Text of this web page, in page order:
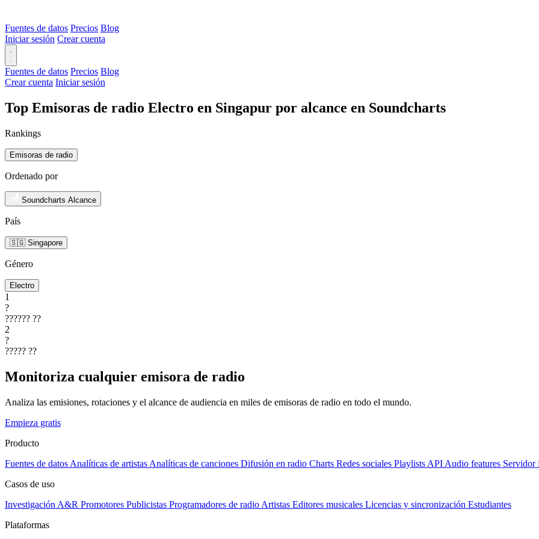
Fuentes de datos Precios Blog
Iniciar sesión Crear cuenta
Fuentes de datos Precios Blog
Crear cuenta Iniciar sesión
Top Emisoras de radio Electro en Singapur por alcance en Soundcharts
Rankings
Emisoras de radio
Ordenado por
Soundcharts Alcance
País
🇸🇬 Singapore
Género
Electro
1
?
?????? ??
2
?
????? ??
Monitoriza cualquier emisora de radio
Analiza las emisiones, rotaciones y el alcance de audiencia en miles de emisoras de radio en todo el mundo.
Empieza gratis
Producto
Fuentes de datos Analíticas de artistas Analíticas de canciones Difusión en radio Charts Redes sociales Playlists API Audio features Servidor
Casos de uso
Investigación A&R Promotores Publicistas Programadores de radio Artistas Editores musicales Licencias y sincronización Estudiantes
Plataformas